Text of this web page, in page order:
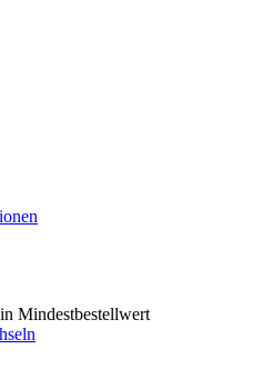
Mindestbestellwert